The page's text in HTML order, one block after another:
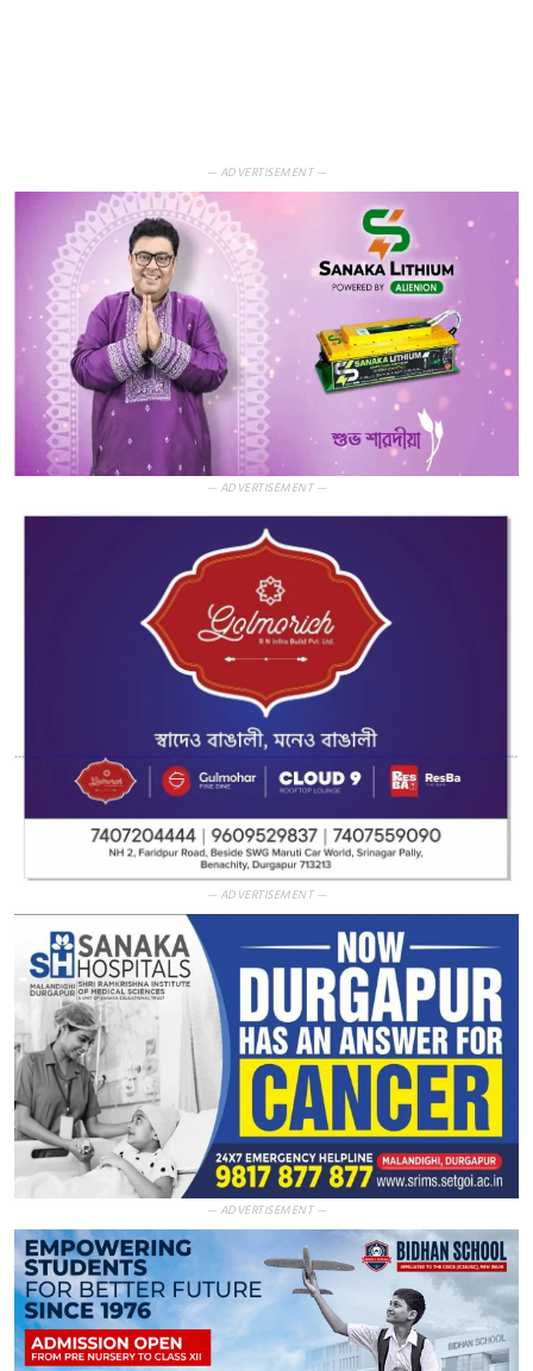
— ADVERTISEMENT —
— ADVERTISEMENT —
— ADVERTISEMENT —
— ADVERTISEMENT —